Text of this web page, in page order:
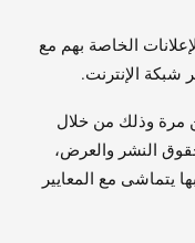
الخاصة بهم مع
شبكة الإنترنت.
مرة وذلك من خلال
النشر والعرض،
يتماشى مع المعايير